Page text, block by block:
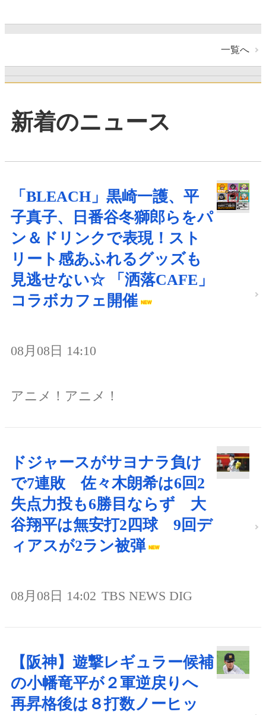
一覧へ
新着のニュース
「BLEACH」黒崎一護、平
子真子、日番谷冬獅郎らをパ
ン＆ドリンクで表現！スト
リート感あふれるグッズも
見逃せない☆ 「洒落CAFE」
コラボカフェ開催
08月08日 14:10
アニメ！アニメ！
ドジャースがサヨナラ負け
で7連敗 佐々木朗希は6回2
失点力投も6勝目ならず 大
谷翔平は無安打2四球 9回デ
ィアスが2ラン被弾
08月08日 14:02 TBS NEWS DIG
【阪神】遊撃レギュラー候補
の小幡竜平が２軍逆戻りへ
再昇格後は８打数ノーヒッ